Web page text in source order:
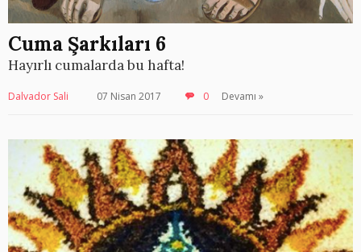
Cuma Şarkıları 6
Hayırlı cumalarda bu hafta!
Dalvador Sali 07 Nisan 2017 0 Devamı »